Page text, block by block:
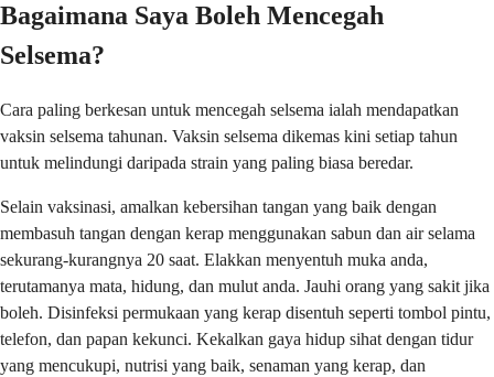
Bagaimana Saya Boleh Mencegah
Selsema?
Cara paling berkesan untuk mencegah selsema ialah mendapatkan
vaksin selsema tahunan. Vaksin selsema dikemas kini setiap tahun
untuk melindungi daripada strain yang paling biasa beredar.
Selain vaksinasi, amalkan kebersihan tangan yang baik dengan
membasuh tangan dengan kerap menggunakan sabun dan air selama
sekurang-kurangnya 20 saat. Elakkan menyentuh muka anda,
terutamanya mata, hidung, dan mulut anda. Jauhi orang yang sakit jika
boleh. Disinfeksi permukaan yang kerap disentuh seperti tombol pintu,
telefon, dan papan kekunci. Kekalkan gaya hidup sihat dengan tidur
yang mencukupi, nutrisi yang baik, senaman yang kerap, dan